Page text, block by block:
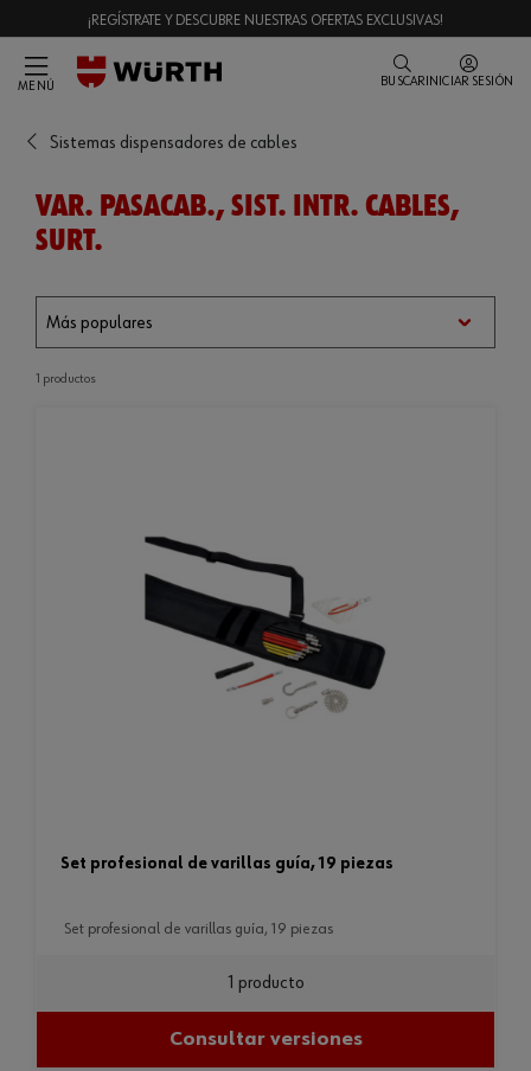
¡REGÍSTRATE Y DESCUBRE NUESTRAS OFERTAS EXCLUSIVAS!
MENÚ BUSCAR INICIAR SESIÓN
Sistemas dispensadores de cables
VAR. PASACAB., SIST. INTR. CABLES,
SURT.
1 productos
set profesional de varillas guía, 19 piezas
set profesional de varillas guía, 19 piezas
1 producto
Consultar versiones